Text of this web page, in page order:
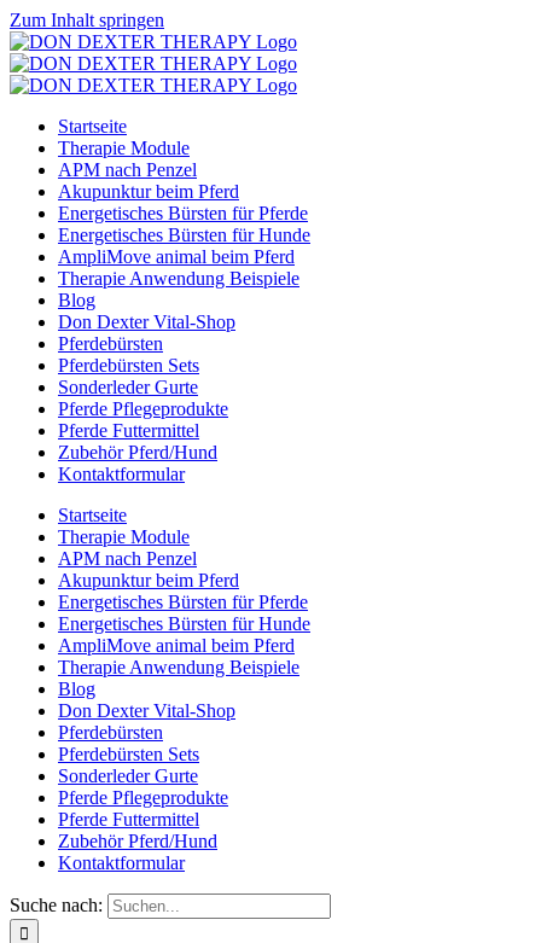
Zum Inhalt springen
Startseite
Therapie Module
APM nach Penzel
Akupunktur beim Pferd
Energetisches Bürsten für Pferde
Energetisches Bürsten für Hunde
AmpliMove animal beim Pferd
Therapie Anwendung Beispiele
Blog
Don Dexter Vital-Shop
Pferdebürsten
Pferdebürsten Sets
Sonderleder Gurte
Pferde Pflegeprodukte
Pferde Futtermittel
Zubehör Pferd/Hund
Kontaktformular
Startseite
Therapie Module
APM nach Penzel
Akupunktur beim Pferd
Energetisches Bürsten für Pferde
Energetisches Bürsten für Hunde
AmpliMove animal beim Pferd
Therapie Anwendung Beispiele
Blog
Don Dexter Vital-Shop
Pferdebürsten
Pferdebürsten Sets
Sonderleder Gurte
Pferde Pflegeprodukte
Pferde Futtermittel
Zubehör Pferd/Hund
Kontaktformular
Suche nach: